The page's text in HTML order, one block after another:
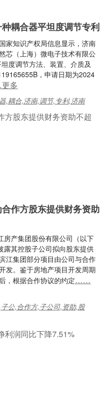
耦合器平坦度调节专利
家知识产权局信息显示，济南
芯（上海）微电子技术有限公
度调节方法、装置、介质及
，申请日期为2024
多
,耦合,济南,调节,专利,济南
作方股东提供财务资助
房产集团股份有限公司（以下
露其控股子公司拟向股东提供
江集团部分项目由公司与合作
发。鉴于房地产项目开发周期
，根据合作协议的约定……
公,合作方,子公司,资助,股